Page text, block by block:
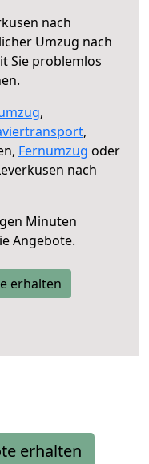
nach
Umzug nach
Sie problemlos
,
,
Fernumzug oder
nach
Minuten
Angebote.
erhalten
erhalten